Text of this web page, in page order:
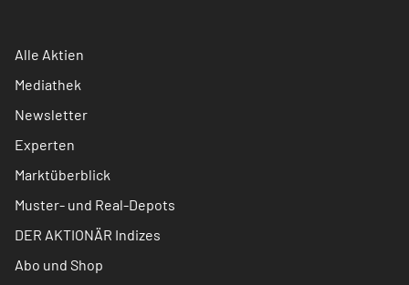
Alle Aktien
Mediathek
Newsletter
Experten
Marktüberblick
Muster- und Real-Depots
DER AKTIONÄR Indizes
Abo und Shop